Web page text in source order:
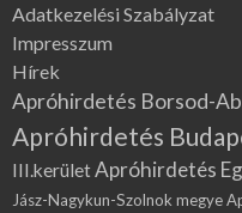
Adatkezelési Szabályzat
Impresszum
Hírek
Apróhirdetés Borsod-
Apróhirdetés
III.kerületApróhirdetés
Jász-Nagykun-Szolnok megye